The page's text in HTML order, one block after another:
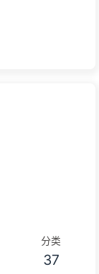
分类
37